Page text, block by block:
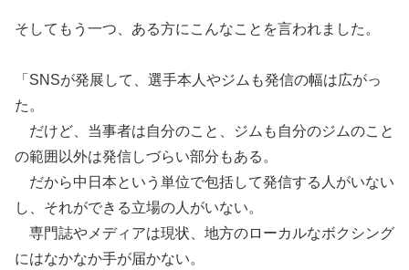
そしてもう一つ、ある方にこんなことを言われました。
「SNSが発展して、選手本人やジムも発信の幅は広がっ
た。
だけど、当事者は自分のこと、ジムも自分のジムのこと
の範囲以外は発信しづらい部分もある。
だから中日本という単位で包括して発信する人がいない
し、それができる立場の人がいない。
専門誌やメディアは現状、地方のローカルなボクシング
にはなかなか手が届かない。